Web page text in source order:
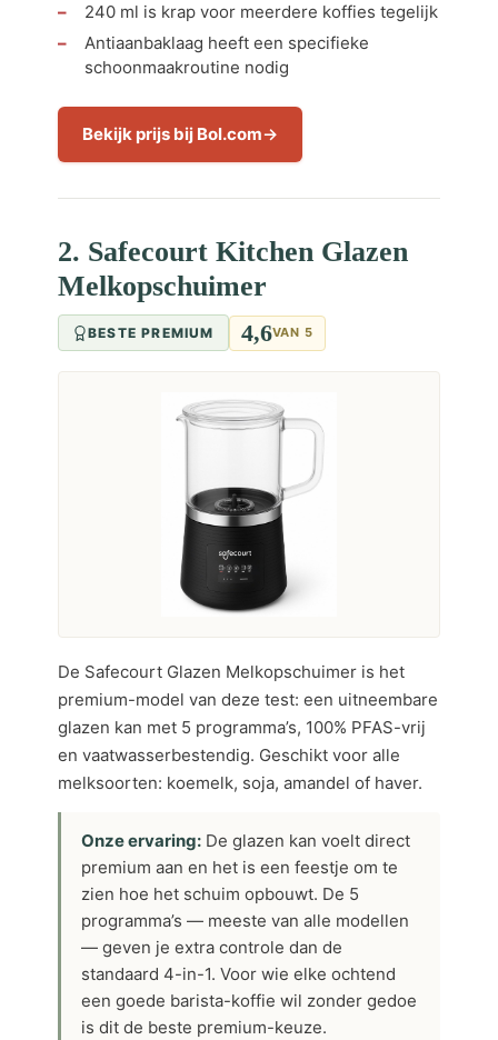
240 ml is krap voor meerdere koffies tegelijk
Antiaanbaklaag heeft een specifieke
schoonmaakroutine nodig
Bekijk prijs bij Bol.com
2. Safecourt Kitchen Glazen
Melkopschuimer
BESTE PREMIUM 4,6VAN 5
De Safecourt Glazen Melkopschuimer is het
premium-model van deze test: een uitneembare
glazen kan met 5 programma’s, 100% PFAS-vrij
en vaatwasserbestendig. Geschikt voor alle
melksoorten: koemelk, soja, amandel of haver.
Onze ervaring: De glazen kan voelt direct
premium aan en het is een feestje om te
zien hoe het schuim opbouwt. De 5
programma’s — meeste van alle modellen
— geven je extra controle dan de
standaard 4-in-1. Voor wie elke ochtend
een goede barista-koffie wil zonder gedoe
is dit de beste premium-keuze.